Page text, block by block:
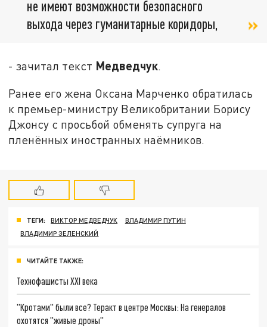
не имеют возможности безопасного
выхода через гуманитарные коридоры,
- зачитал текст Медведчук.
Ранее его жена Оксана Марченко обратилась
к премьер-министру Великобритании Борису
Джонсу с просьбой обменять супруга на
пленённых иностранных наёмников.
ТЕГИ: ВИКТОР МЕДВЕДЧУК
ВЛАДИМИР ПУТИН
ВЛАДИМИР ЗЕЛЕНСКИЙ
ЧИТАЙТЕ ТАКЖЕ:
Технофашисты XXI века
"Кротами" были все? Теракт в центре Москвы: На генералов
охотятся "живые дроны"